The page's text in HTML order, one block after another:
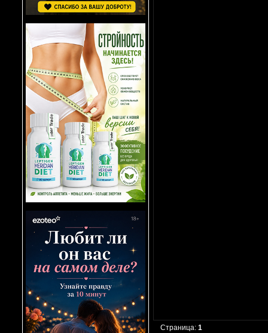
Страница:1